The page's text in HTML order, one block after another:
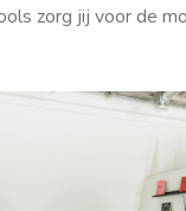
zorg jij voor de